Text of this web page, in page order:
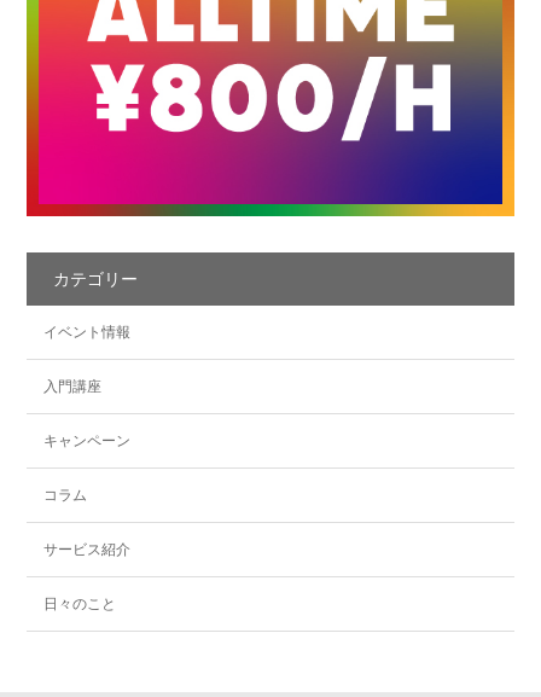
カテゴリー
イベント情報
入門講座
キャンペーン
コラム
サービス紹介
日々のこと